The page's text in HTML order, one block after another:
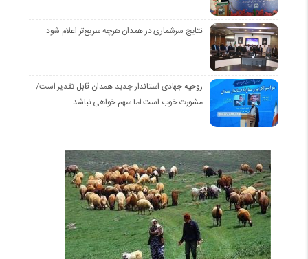
نتایج سرشماری در همدان هرچه سریع‌تر اعلام شود
روحیه جهادی استاندار جدید همدان قابل تقدیر است/
مشورت خوب است اما سهم خواهی نباشد